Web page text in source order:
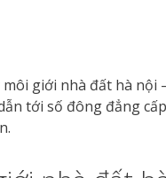
giới nhà đất hà
tới số đông đẳng